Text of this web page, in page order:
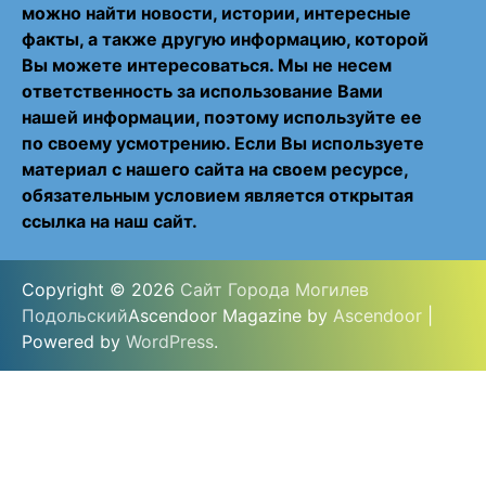
можно найти новости, истории, интересные
факты, а также другую информацию, которой
Вы можете интересоваться. Мы не несем
ответственность за использование Вами
нашей информации, поэтому используйте ее
по своему усмотрению. Если Вы используете
материал с нашего сайта на своем ресурсе,
обязательным условием является открытая
ссылка на наш сайт.
Copyright © 2026 Сайт Города Могилев
ПодольскийAscendoor Magazine by Ascendoor
Powered by WordPress.